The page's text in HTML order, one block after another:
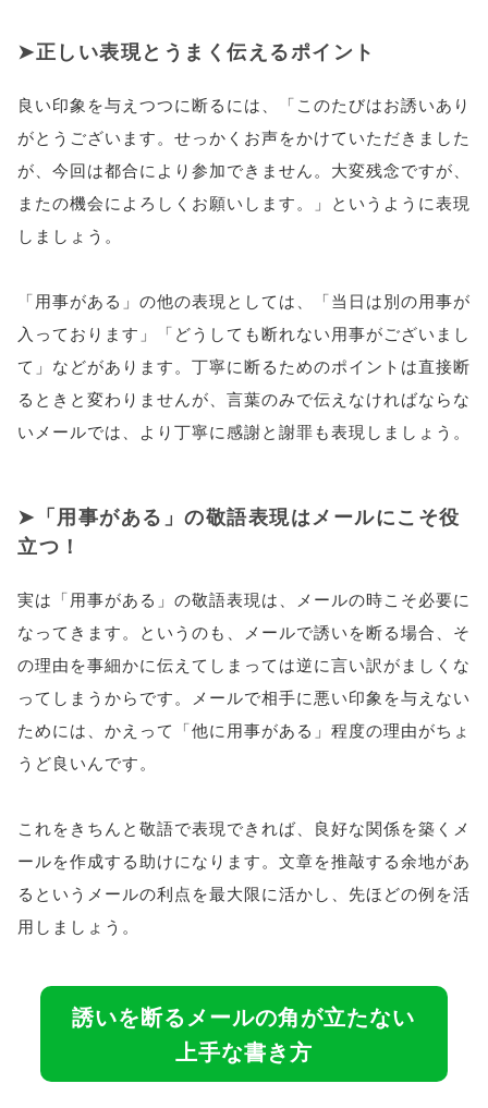
正しい表現とうまく伝えるポイント
良い印象を与えつつに断るには、「このたびはお誘いあり
がとうございます。せっかくお声をかけていただきました
が、今回は都合により参加できません。大変残念ですが、
またの機会によろしくお願いします。」というように表現
しましょう。
「用事がある」の他の表現としては、「当日は別の用事が
入っております」「どうしても断れない用事がございまし
て」などがあります。丁寧に断るためのポイントは直接断
るときと変わりませんが、言葉のみで伝えなければならな
いメールでは、より丁寧に感謝と謝罪も表現しましょう。
「用事がある」の敬語表現はメールにこそ役
立つ！
実は「用事がある」の敬語表現は、メールの時こそ必要に
なってきます。というのも、メールで誘いを断る場合、そ
の理由を事細かに伝えてしまっては逆に言い訳がましくな
ってしまうからです。メールで相手に悪い印象を与えない
ためには、かえって「他に用事がある」程度の理由がちょ
うど良いんです。
これをきちんと敬語で表現できれば、良好な関係を築くメ
ールを作成する助けになります。文章を推敲する余地があ
るというメールの利点を最大限に活かし、先ほどの例を活
用しましょう。
誘いを断るメールの角が立たない
上手な書き方